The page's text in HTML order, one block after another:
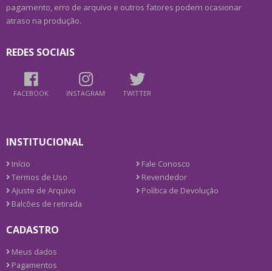
pagamento, erro de arquivo e outros fatores podem ocasionar
atraso na produção.
REDES SOCIAIS
FACEBOOK INSTAGRAM TWITTER
INSTITUCIONAL
Início
Fale Conosco
Termos de Uso
Revendedor
Ajuste de Arquivo
Política de Devolução
Balcões de retirada
CADASTRO
Meus dados
Pagamentos